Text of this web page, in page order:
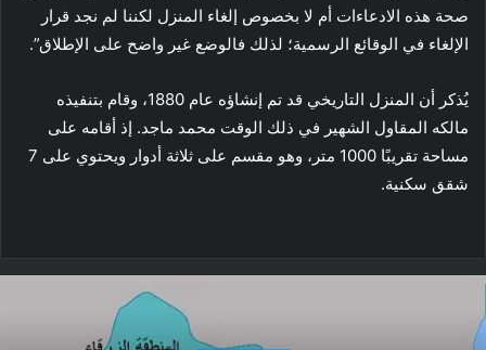
صحة هذه الادعاءات أم لا بخصوص إلغاء المنزل لكننا لم نجد قرار
الإلغاء في الوقائع الرسمية؛ لذلك فالوضع غير واضح على الإطلاق”.
يُذكر أن المنزل التاريخي قد تم إنشاؤه عام 1880، وقام بتنفيذه
مالكه المقاول الشهير في ذلك الوقت محمد ماجد. إذ أقامه على
مساحة تقريبًا 1000 متر، وهو مقسم على ثلاثة أدوار ويحتوي على 7
شقق سكنية.